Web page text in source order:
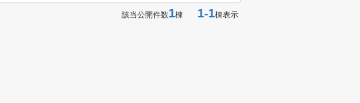
該当公開件数1棟 1-1棟表示